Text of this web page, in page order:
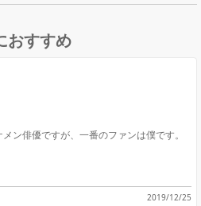
おすすめ
ン俳優ですが、一番のファンは僕です。
2019/12/25